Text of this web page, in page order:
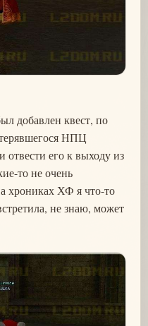
добавлен квест, по
НПЦ
его к выходу из
то не очень
хрониках ХФ я что-то
не знаю, может